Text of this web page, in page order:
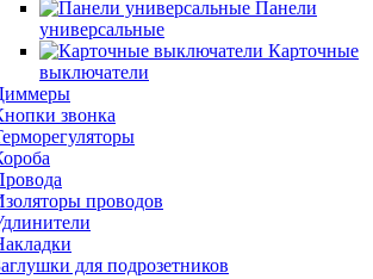
Панели
универсальные
Карточные
выключатели
звонка
проводов
для подрозетников